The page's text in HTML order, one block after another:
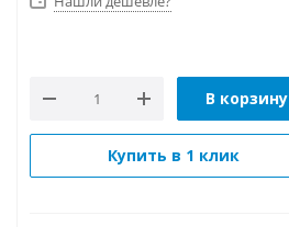
В корзину
Купить в 1 клик